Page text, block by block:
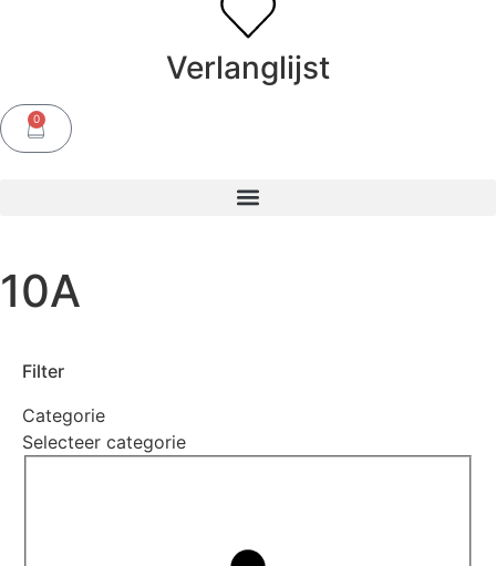
Verlanglijst
0
10A
Filter
Categorie
Selecteer categorie